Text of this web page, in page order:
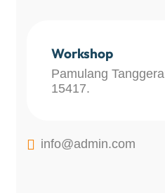
Workshop
Pamulang
15417.
 info@admin.com